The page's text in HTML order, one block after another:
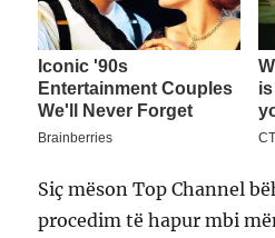
Siç mëson Top Channel
procedim të hapur mbi